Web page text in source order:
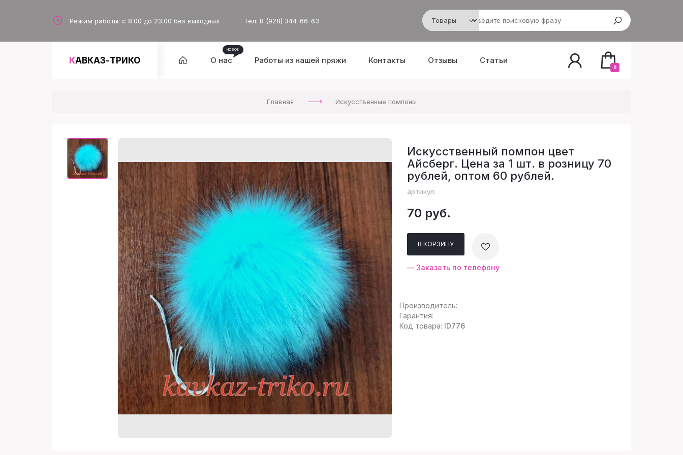
Режим работы: с 8.00 до 23.00 без выходных Тел: 8 (928) 344-66-63
КАВКАЗ-ТРИКО О нас Работы из нашей пряжи Контакты Отзывы Статьи
0
Главная Искусственные помпоны
Искусственный помпон цвет
Айсберг. Цена за 1 шт. в розницу 70
рублей, оптом 60 рублей.
артикул:
70 руб.
— Заказать по телефону
Производитель:
Гарантия:
Код товара: ID776